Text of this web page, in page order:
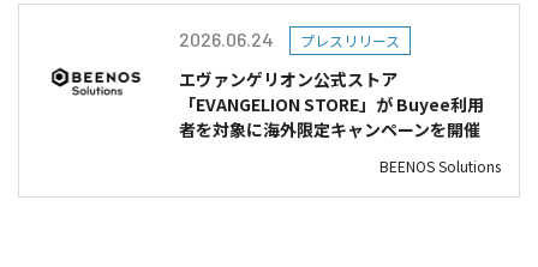
2026.06.24 プレスリリース
エヴァンゲリオン公式ストア
「EVANGELION STORE」が Buyee利用
者を対象に海外限定キャンペーンを開催
BEENOS Solutions